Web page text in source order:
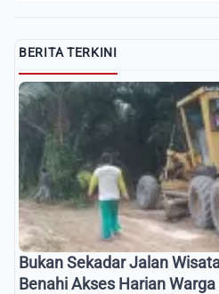
BERITA TERKINI
Bukan Sekadar Jalan
Benahi Akses Harian Warga